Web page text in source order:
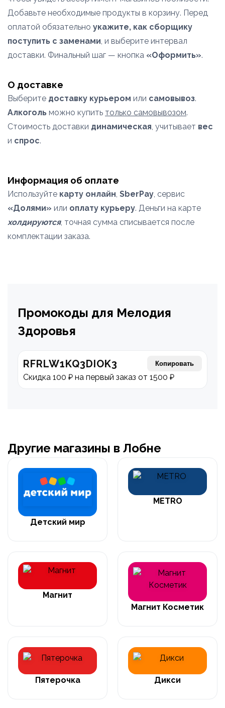
Добавьте необходимые продукты в корзину. Перед
оплатой обязательно укажите, как сборщику
поступить с заменами, и выберите интервал
доставки. Финальный шаг — кнопка «Оформить».
О доставке
Выберите доставку курьером или самовывоз.
Алкоголь можно купить только самовывозом.
Стоимость доставки динамическая, учитывает вес
и спрос.
Информация об оплате
Используйте карту онлайн, SberPay, сервис
«Долями» или оплату курьеру. Деньги на карте
холдируются, точная сумма списывается после
комплектации заказа.
Промокоды для Мелодия
Здоровья
RFRLW1KQ3DIOK3 Копировать
Скидка 100 ₽ на первый заказ от 1500 ₽
Другие магазины в Лобне
Детский мир
METRO
Магнит
Магнит Косметик
Пятерочка Дикси